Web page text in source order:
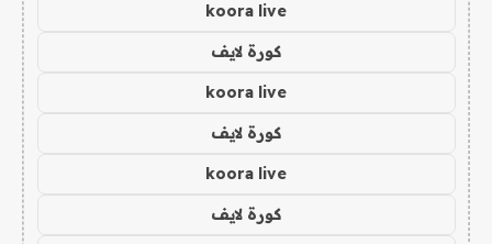
koora live
كورة لايف
koora live
كورة لايف
koora live
كورة لايف